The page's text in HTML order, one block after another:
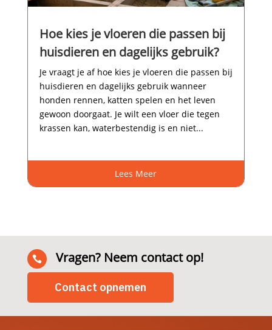
Hoe kies je vloeren die passen bij
huisdieren en dagelijks gebruik?
Je vraagt je af hoe kies je vloeren die passen bij
huisdieren en dagelijks gebruik wanneer
honden rennen, katten spelen en het leven
gewoon doorgaat.​ Je wilt een vloer die tegen
krassen kan, waterbestendig is en niet...
Lees Meer
 Vragen? Neem contact op!
Contact opnemen